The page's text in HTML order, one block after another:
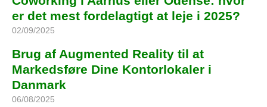
er det mest fordelagtigt at leje i 2025?
02/09/2025
Brug af Augmented Reality til at
Markedsføre Dine Kontorlokaler i
Danmark
06/08/2025